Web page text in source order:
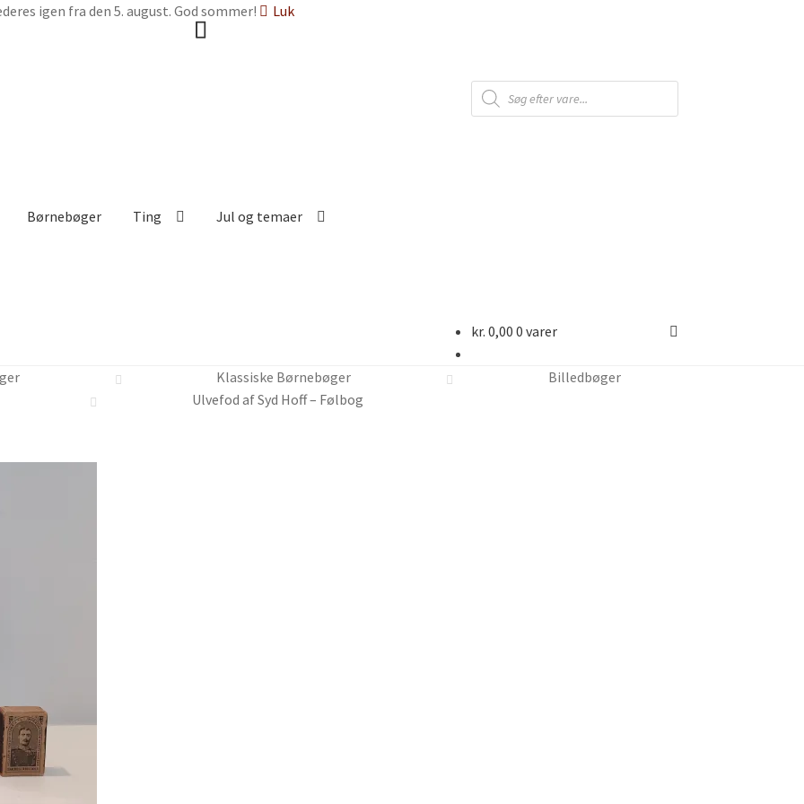
igen fra den 5. august. God sommer! Luk
Products
search
Børnebøger Ting Jul og temaer
kr. 0,00 0 varer
Klassiske Børnebøger
Billedbøger
Ulvefod af Syd Hoff – Følbog